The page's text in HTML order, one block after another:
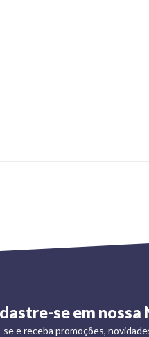
se em
e receba promoções,